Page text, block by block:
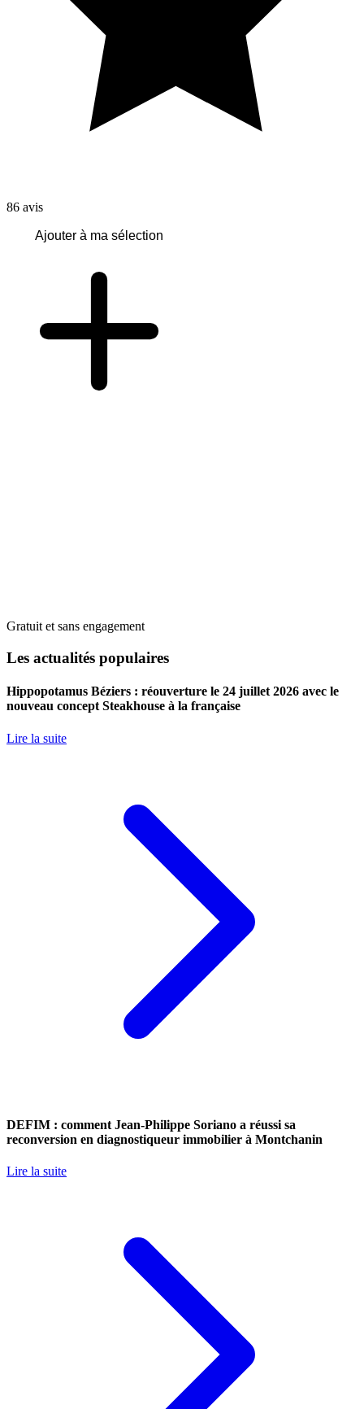
86 avis
Ajouter à ma sélection
Gratuit et sans engagement
Les actualités populaires
Hippopotamus Béziers : réouverture le 24 juillet 2026 avec le
nouveau concept Steakhouse à la française
Lire la suite
DEFIM : comment Jean-Philippe Soriano a réussi sa
reconversion en diagnostiqueur immobilier à Montchanin
Lire la suite